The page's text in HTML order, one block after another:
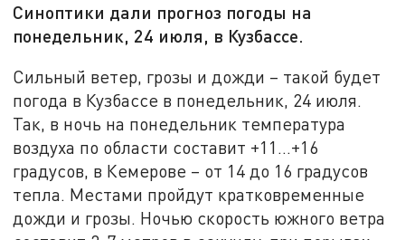
Синоптики дали прогноз погоды на
понедельник, 24 июля, в Кузбассе.
Сильный ветер, грозы и дожди – такой будет
погода в Кузбассе в понедельник, 24 июля.
Так, в ночь на понедельник температура
воздуха по области составит +11…+16
градусов, в Кемерове – от 14 до 16 градусов
тепла. Местами пройдут кратковременные
дожди и грозы. Ночью скорость южного ветра